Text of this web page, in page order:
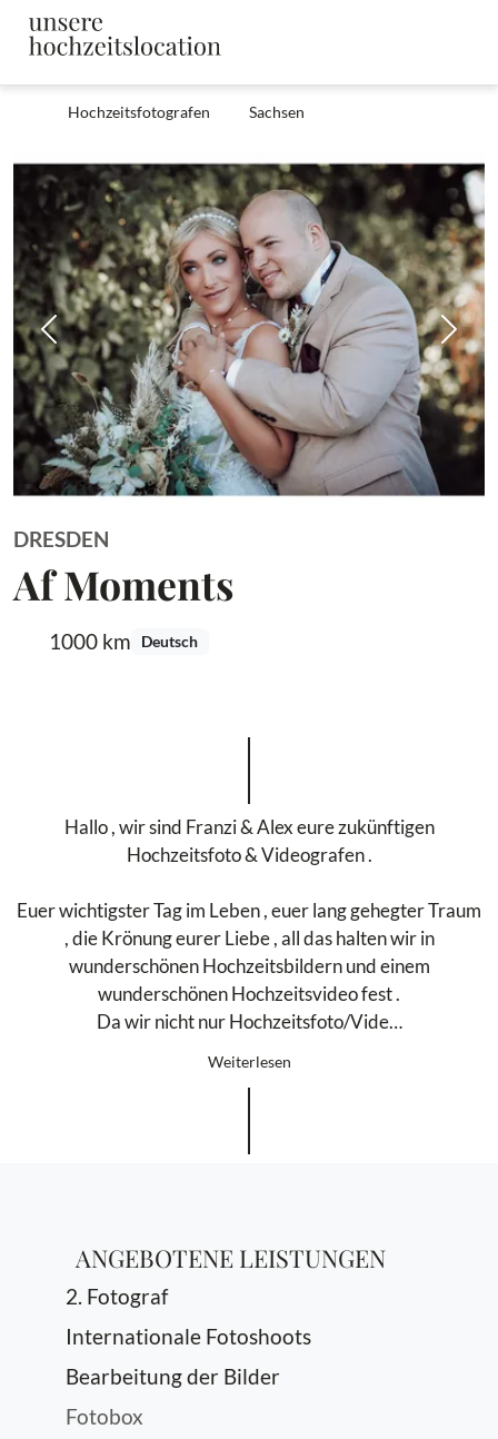
Hochzeitsfotografen Sachsen
Zurück
DRESDEN
Af Moments
1000 km Deutsch
Hallo , wir sind Franzi & Alex eure zukünftigen
Hochzeitsfoto & Videografen .
Euer wichtigster Tag im Leben , euer lang gehegter Traum
, die Krönung eurer Liebe , all das halten wir in
wunderschönen Hochzeitsbildern und einem
wunderschönen Hochzeitsvideo fest .
Da wir nicht nur Hochzeitsfoto/Vide…
Weiterlesen
ANGEBOTENE LEISTUNGEN
2. Fotograf
Internationale Fotoshoots
Bearbeitung der Bilder
Fotobox